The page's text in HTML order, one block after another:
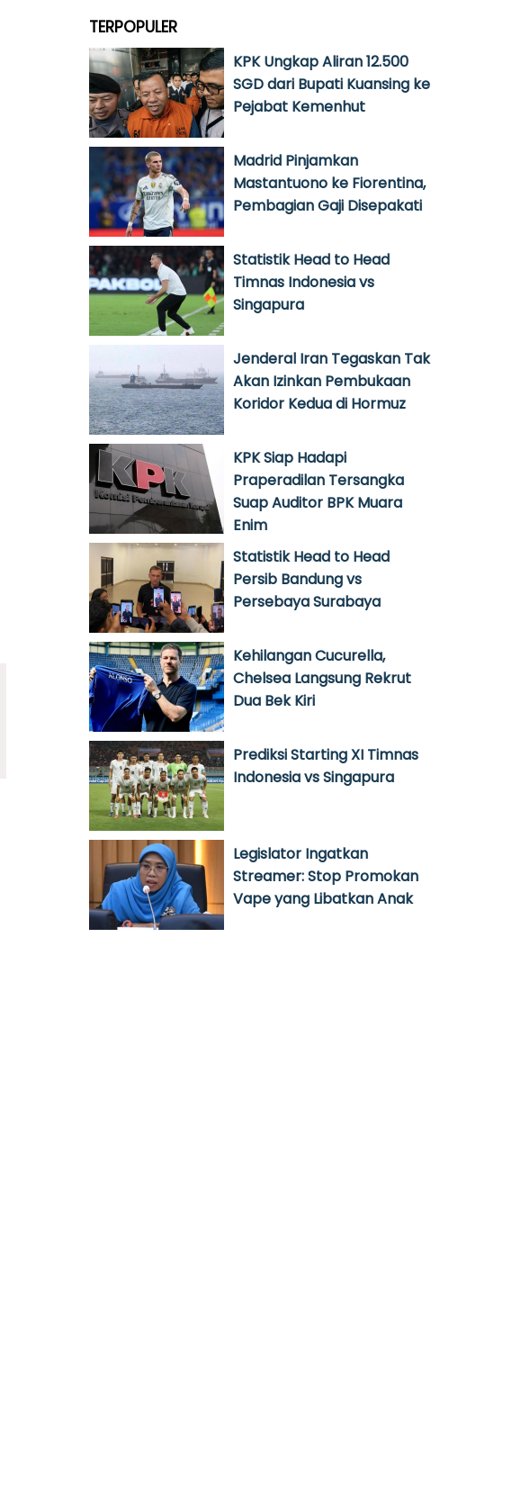
TERPOPULER
KPK Ungkap Aliran 12.500
SGD dari Bupati Kuansing ke
Pejabat Kemenhut
Madrid Pinjamkan
Mastantuono ke Fiorentina,
Pembagian Gaji Disepakati
Statistik Head to Head
Timnas Indonesia vs
Singapura
Jenderal Iran Tegaskan Tak
Akan Izinkan Pembukaan
Koridor Kedua di Hormuz
KPK Siap Hadapi
Praperadilan Tersangka
Suap Auditor BPK Muara
Enim
Statistik Head to Head
Persib Bandung vs
Persebaya Surabaya
Kehilangan Cucurella,
Chelsea Langsung Rekrut
Dua Bek Kiri
Prediksi Starting XI Timnas
Indonesia vs Singapura
Legislator Ingatkan
Streamer: Stop Promokan
Vape yang Libatkan Anak